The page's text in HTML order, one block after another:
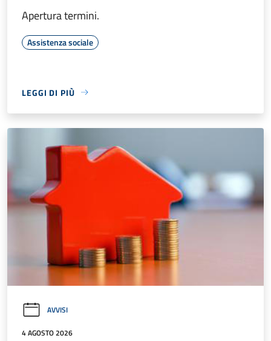
Apertura termini.
Assistenza sociale
LEGGI DI PIÙ
AVVISI
4 AGOSTO 2026